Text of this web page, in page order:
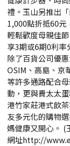
禮。玉山另推出
1,000點折抵60元
輕鬆歡度母親佳
享3期或6期0利率
除了百貨公司優
OSIM、高島、京
等許多通路配合
動，更與費太太
港竹家莊港式飲
友多元化的購物
媽健康又開心。 (
網址http://